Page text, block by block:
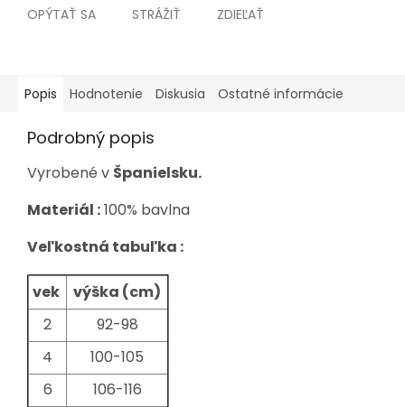
OPÝTAŤ SA STRÁŽIŤ ZDIEĽAŤ
Popis Hodnotenie Diskusia Ostatné informácie
Podrobný popis
Vyrobené v Španielsku.
Materiál :100% bavlna
Veľkostná tabuľka :
vek
výška (cm)
2
92-98
4
100-105
6
106-116